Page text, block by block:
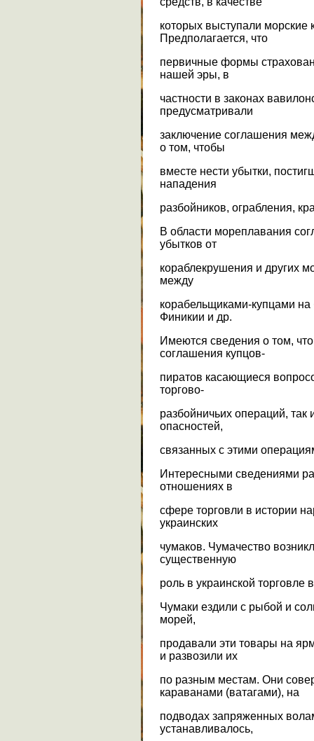
которых выступали
Предполагается, что
первичные формы
нашей эры, в
частности в законах
предусматривали
заключение соглашения
о том, чтобы
вместе нести убытки,
нападения
разбойников, ограбления,
В области мореплавания
убытков от
кораблекрушения и других
между
корабельщиками-купцами на
Финикии и др.
Имеются сведения о том,
соглашения купцов-
пиратов касающиеся
торгово-
разбойничьих операций, так
опасностей,
связанных с этими
Интересными сведениями
отношениях в
сфере торговли в истории
украинских
чумаков. Чумачество
существенную
роль в украинской торговле
Чумаки ездили с рыбой и
морей,
продавали эти товары на
и развозили их
по разным местам. Они
караванами (ватагами), на
подводах запряженных
устанавливалось,